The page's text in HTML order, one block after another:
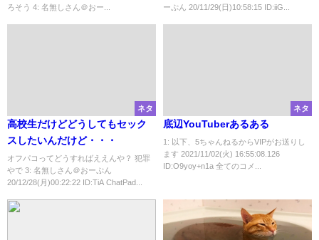
ろそう 4: 名無しさん＠おー...
ーぷん 20/11/29(日)10:58:15 ID:iiG...
ネタ
高校生だけどどうしてもセック
スしたいんだけど・・・
オフパコってどうすればええんや？ 犯罪
やで 3: 名無しさん＠おーぷん
20/12/28(月)00:22:22 ID:TiA ChatPad...
ネタ
底辺YouTuberあるある
1: 以下、5ちゃんねるからVIPがお送りし
ます 2021/11/02(火) 16:55:08.126
ID:O9yoy+n1a 全てのコメ...